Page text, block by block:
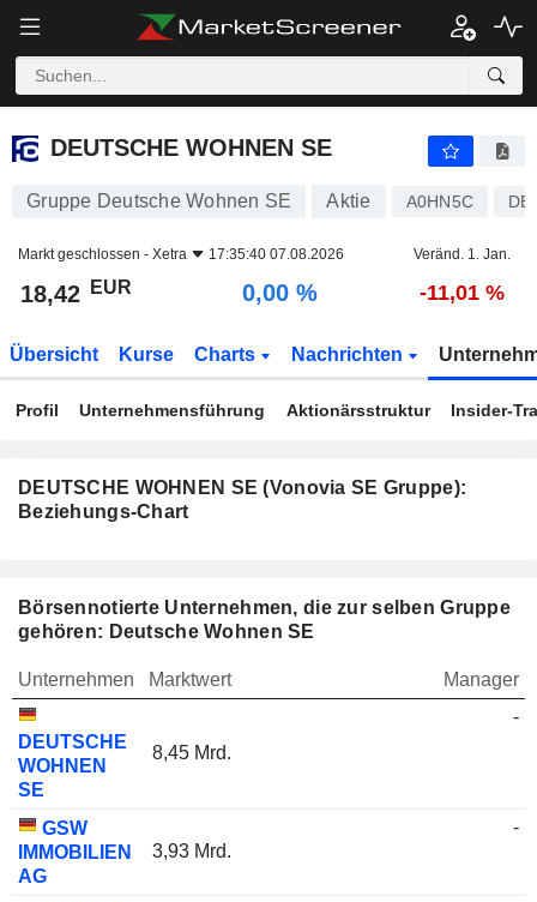
DEUTSCHE WOHNEN SE
DEUTSCHE WOHNEN SE
Gruppe Deutsche Wohnen SE Aktie A0HN5C
Markt geschlossen - Xetra 17:35:40 07.08.2026 Veränd. 1. Jan.
18,42 EUR 0,00 % -11,01 %
Übersicht Kurse Charts Nachrichten
Profil Unternehmensführung Aktionärsstruktur Insider-
DEUTSCHE WOHNEN SE (Vonovia SE Gruppe):
Beziehungs-Chart
Börsennotierte Unternehmen, die zur selben Gruppe
gehören: Deutsche Wohnen SE
Unternehmen Marktwert Manager
DEUTSCHE
WOHNEN
SE
8,45 Mrd.
-
GSW
IMMOBILIEN
AG
3,93 Mrd.
-